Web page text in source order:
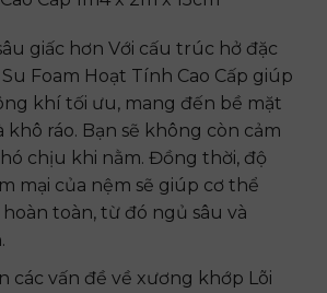
giấc hơn Với cấu trúc hở đặc
Su Foam Hoạt Tính Cao Cấp giúp
khí tối ưu, mang đến bề mặt
ráo. Bạn sẽ không còn cảm
chịu khi nằm. Đồng thời, độ
mại của nệm sẽ giúp cơ thể
toàn, từ đó ngủ sâu và
các vấn đề về xương khớp Lõi